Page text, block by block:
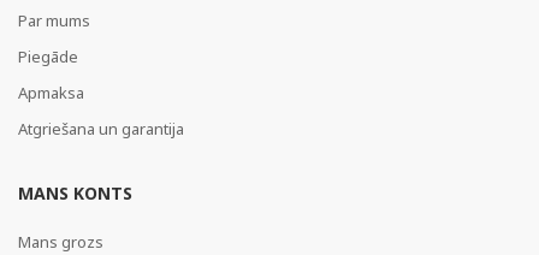
Par mums
Piegāde
Apmaksa
Atgriešana un garantija
MANS KONTS
Mans grozs